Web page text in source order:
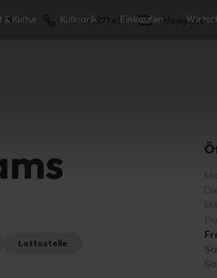
& Kultur Kulinarik Einkaufen
Uhr +43 50 2277 6511
Lottostelle